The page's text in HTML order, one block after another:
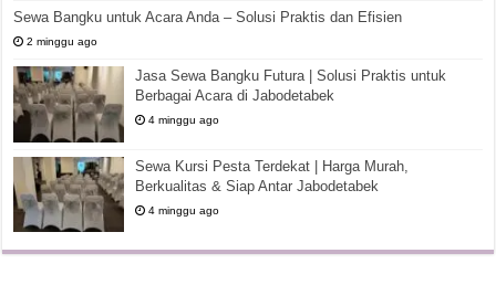
Sewa Bangku untuk Acara Anda – Solusi Praktis dan Efisien
2 minggu ago
Jasa Sewa Bangku Futura | Solusi Praktis untuk
Berbagai Acara di Jabodetabek
4 minggu ago
Sewa Kursi Pesta Terdekat | Harga Murah,
Berkualitas & Siap Antar Jabodetabek
4 minggu ago